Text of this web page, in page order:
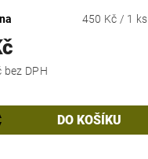
450 Kč / 1 ks
371,90 Kč bez DPH